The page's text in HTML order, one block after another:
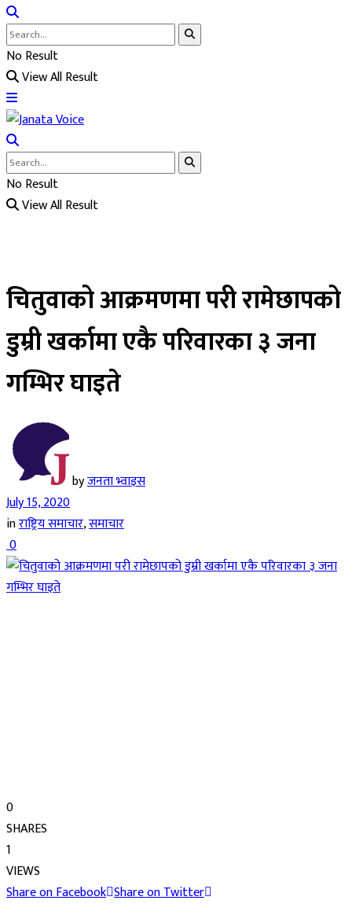
No Result
View All Result
No Result
View All Result
चितुवाको आक्रमणमा परी रामेछापको
डुम्री खर्कामा एकै परिवारका ३ जना
गम्भिर घाइते
byजनता भ्वाइस
July 15, 2020
inराष्ट्रिय समाचार,समाचार
0
0
SHARES
1
VIEWS
Share on Facebook Share on Twitter